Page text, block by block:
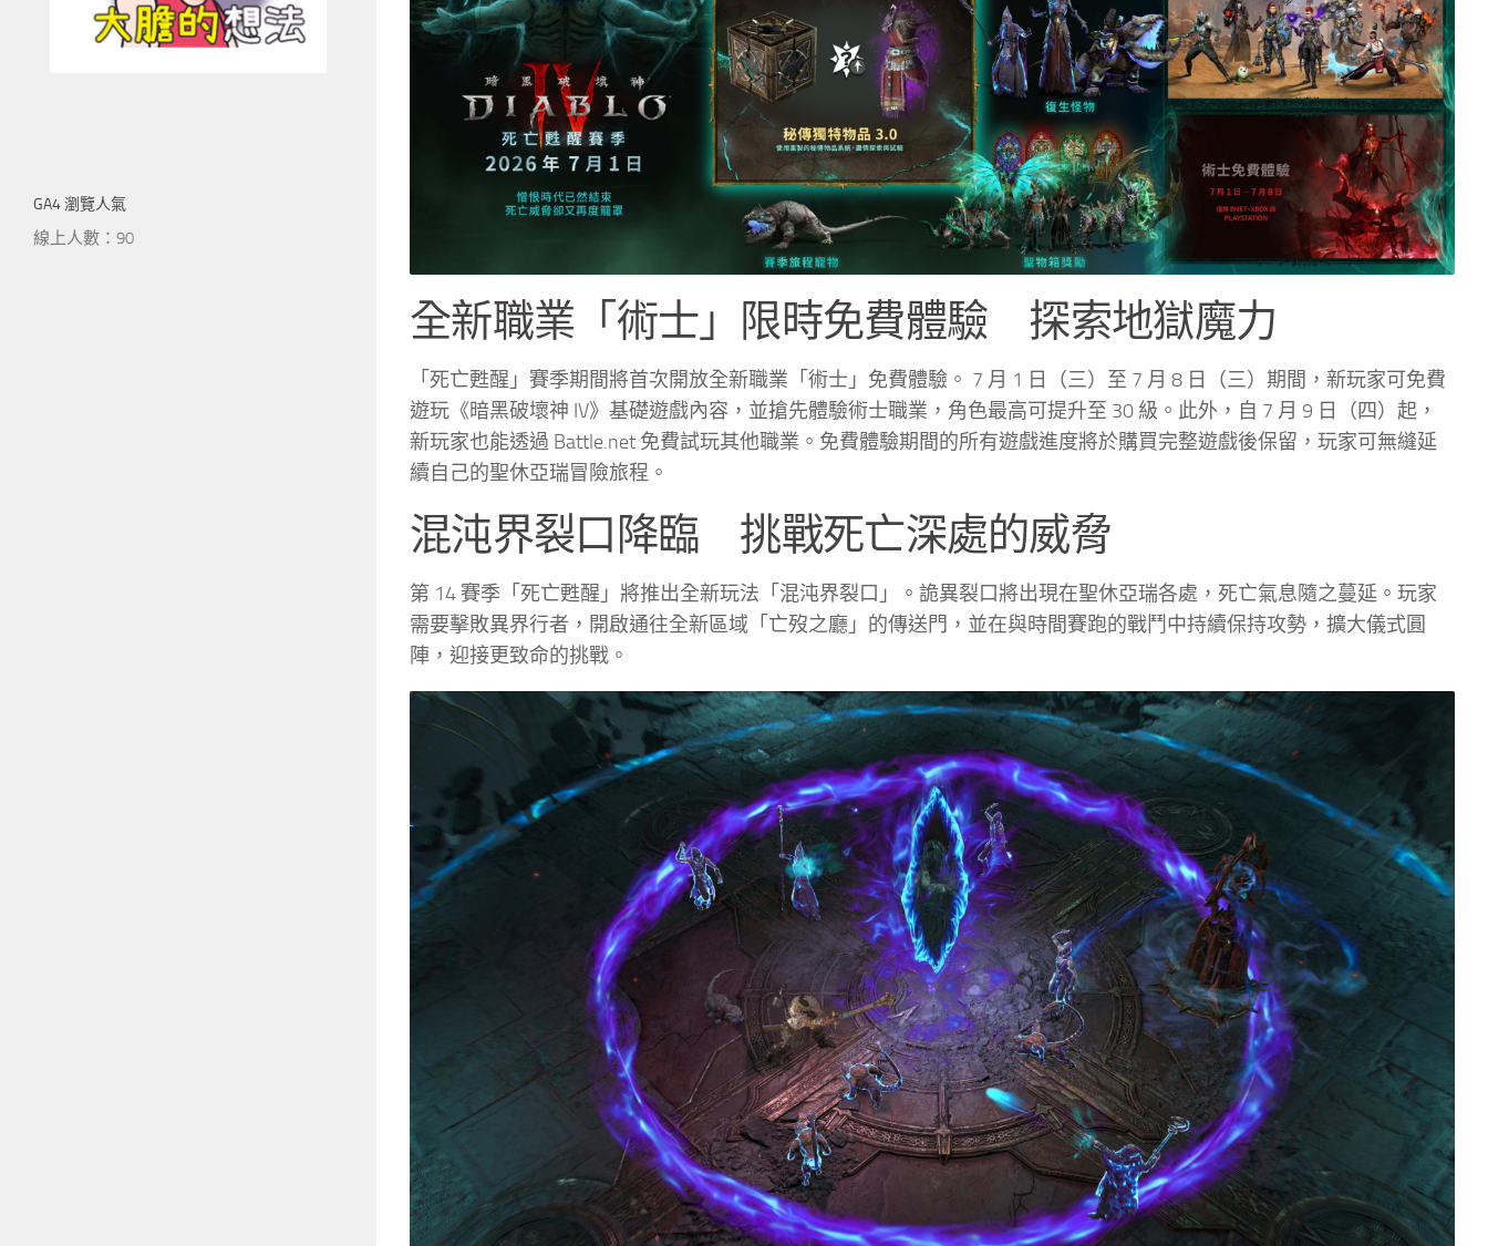
全新職業「術士」限時免費體驗 探索地獄魔力
「死亡甦醒」賽季期間將首次開放全新職業「術士」免費體驗。 7 月 1 日（三）至 7 月 8 日（三）期間，新玩家可免費
遊玩《暗黑破壞神 IV》基礎遊戲內容，並搶先體驗術士職業，角色最高可提升至 30 級。此外，自 7 月 9 日（四）起，
新玩家也能透過 Battle.net 免費試玩其他職業。免費體驗期間的所有遊戲進度將於購買完整遊戲後保留，玩家可無縫延
續自己的聖休亞瑞冒險旅程。
混沌界裂口降臨 挑戰死亡深處的威脅
第 14 賽季「死亡甦醒」將推出全新玩法「混沌界裂口」。詭異裂口將出現在聖休亞瑞各處，死亡氣息隨之蔓延。玩家
需要擊敗異界行者，開啟通往全新區域「亡歿之廳」的傳送門，並在與時間賽跑的戰鬥中持續保持攻勢，擴大儀式圓
陣，迎接更致命的挑戰。
GA4 瀏覽人氣
線上人數：90